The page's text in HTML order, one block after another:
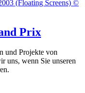
Prix
und Projekte von
uns, wenn Sie unseren